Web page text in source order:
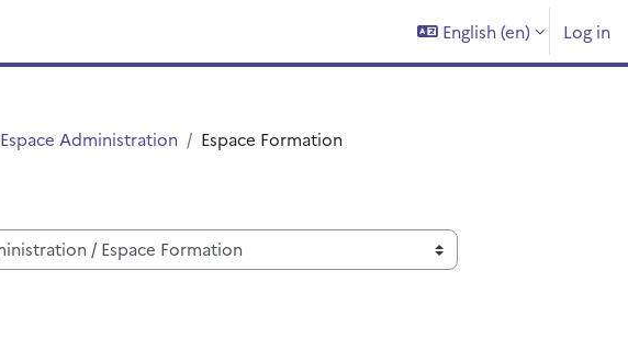
English ‎(en)‎ Log in
Espace Administration Espace Formation